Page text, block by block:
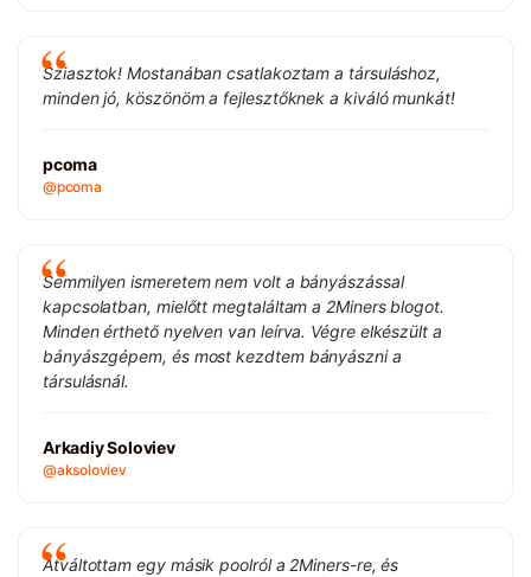
Sziasztok! Mostanában csatlakoztam a társuláshoz,
minden jó, köszönöm a fejlesztőknek a kiváló munkát!
pcoma
@pcoma
Semmilyen ismeretem nem volt a bányászással
kapcsolatban, mielőtt megtaláltam a 2Miners blogot.
Minden érthető nyelven van leírva. Végre elkészült a
bányászgépem, és most kezdtem bányászni a
társulásnál.
Arkadiy Soloviev
@aksoloviev
Átváltottam egy másik poolról a 2Miners-re, és